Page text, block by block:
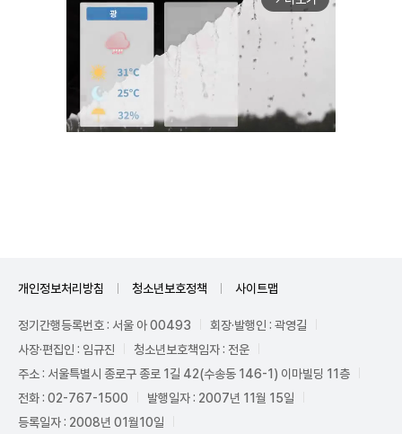
개인정보처리방침 청소년보호정책 사이트맵
정기간행등록번호 : 서울 아 00493
회장·발행인 : 곽영길
사장·편집인 : 임규진
청소년보호책임자 : 전운
주소 : 서울특별시 종로구 종로 1길 42(수송동 146-1) 이마빌딩 11층
전화 : 02-767-1500
발행일자 : 2007년 11월 15일
등록일자 : 2008년 01월10일